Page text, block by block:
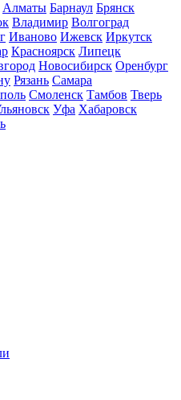
Алматы Барнаул Брянск
Владимир Волгоград
Иваново Ижевск Иркутск
Красноярск Липецк
Новосибирск Оренбург
Рязань Самара
Смоленск Тамбов Тверь
Уфа Хабаровск